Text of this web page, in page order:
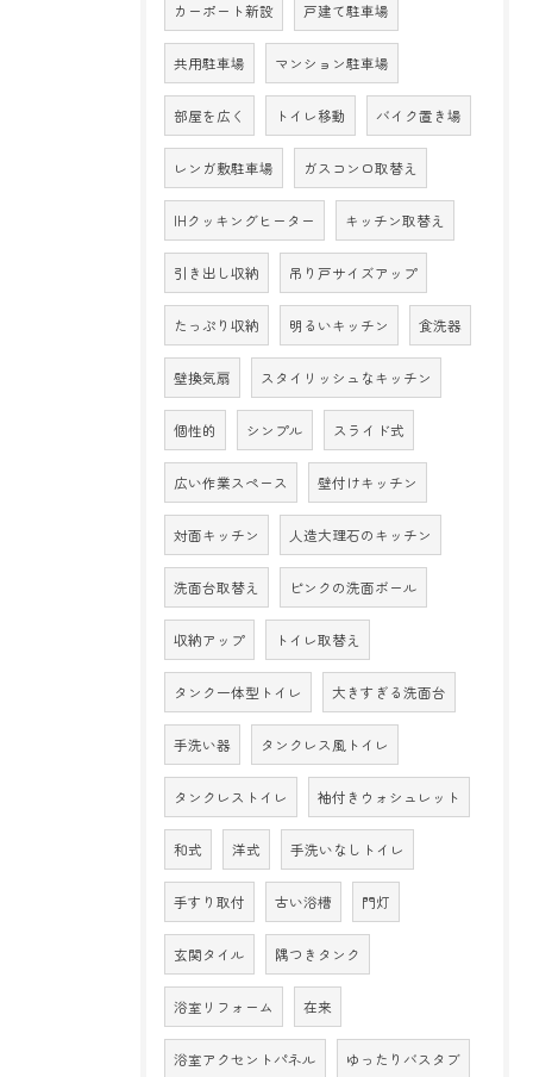
カーポート新設 戸建て駐車場
共用駐車場 マンション駐車場
部屋を広く トイレ移動 バイク置き場
レンガ敷駐車場 ガスコンロ取替え
IHクッキングヒーター キッチン取替え
引き出し収納 吊り戸サイズアップ
たっぷり収納 明るいキッチン 食洗器
壁換気扇 スタイリッシュなキッチン
個性的 シンプル スライド式
広い作業スペース 壁付けキッチン
対面キッチン 人造大理石のキッチン
洗面台取替え ピンクの洗面ボール
収納アップ トイレ取替え
タンク一体型トイレ 大きすぎる洗面台
手洗い器 タンクレス風トイレ
タンクレストイレ 袖付きウォシュレット
和式 洋式 手洗いなしトイレ
手すり取付 古い浴槽 門灯
玄関タイル 隅つきタンク
浴室リフォーム 在来
浴室アクセントパネル ゆったりバスタブ